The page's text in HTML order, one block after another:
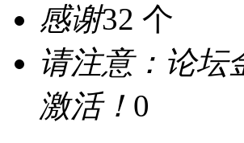
感谢32 个
请注意：论坛
激活！ 0